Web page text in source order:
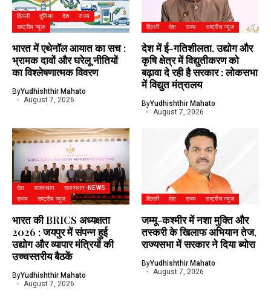
दिल्ली दुनिया देश
राज्य
राष्ट्रीय न्यूज
भारत में एथेनॉल आयात का सच :
भ्रामक दावों और घरेलू नीतियों
का विश्लेषणात्मक विवरण
ByYudhishthir Mahato
August 7, 2026
दिल्ली देश राज्य राष्ट्रीय न्यूज
देश में ई-गतिशीलता, उद्योग और
कृषि क्षेत्र में विद्युतीकरण को
बढ़ावा दे रही है सरकार : लोकसभा
में विद्युत मंत्रालय
ByYudhishthir Mahato
August 7, 2026
देश राजस्थान
राजस्थान-NEWS
राज्य
राष्ट्रीय न्यूज
भारत की BRICS अध्यक्षता
2026 : जयपुर में संपन्न हुई
उद्योग और व्यापार मंत्रियों की
उच्चस्तरीय बैठकें
ByYudhishthir Mahato
August 7, 2026
दिल्ली देश राज्य राष्ट्रीय न्यूज
जम्मू-कश्मीर में नशा मुक्ति और
तस्करी के खिलाफ अभियान तेज,
राज्यसभा में सरकार ने दिया ब्योरा
ByYudhishthir Mahato
August 7, 2026